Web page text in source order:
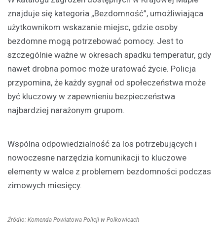
znajduje się kategoria „Bezdomność”, umożliwiająca
użytkownikom wskazanie miejsc, gdzie osoby
bezdomne mogą potrzebować pomocy. Jest to
szczególnie ważne w okresach spadku temperatur, gdy
nawet drobna pomoc może uratować życie. Policja
przypomina, że każdy sygnał od społeczeństwa może
być kluczowy w zapewnieniu bezpieczeństwa
najbardziej narażonym grupom.
Wspólna odpowiedzialność za los potrzebujących i
nowoczesne narzędzia komunikacji to kluczowe
elementy w walce z problemem bezdomności podczas
zimowych miesięcy.
Źródło: Komenda Powiatowa Policji w Polkowicach